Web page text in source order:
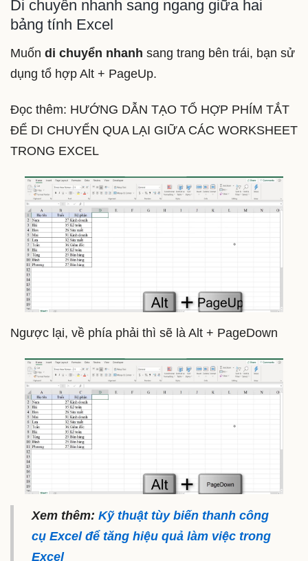
Di chuyển nhanh sang ngang giữa hai
bảng tính Excel
Muốn di chuyển nhanh sang trang bên trái, bạn sử
dụng tổ hợp Alt + PageUp.
Đọc thêm: HƯỚNG DẪN TẠO TỔ HỢP PHÍM TẮT
ĐỂ DI CHUYỂN QUA LẠI GIỮA CÁC WORKSHEET
TRONG EXCEL
Ngược lại, về phía phải thì sẽ là Alt + PageDown
Xem thêm: Kỹ thuật tùy biến thanh công
cụ Excel để tăng hiệu quả làm việc trong
Excel